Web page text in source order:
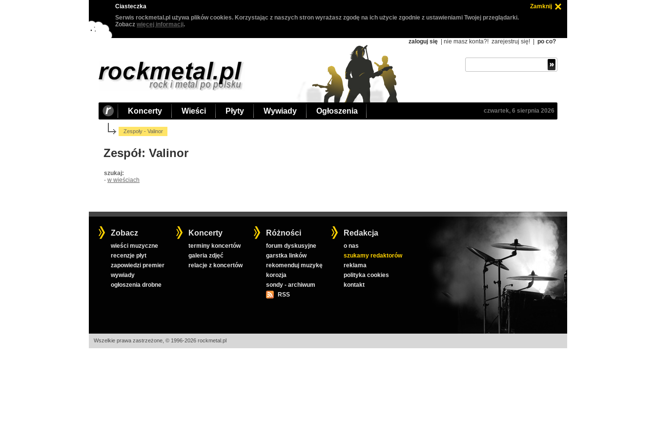
Ciasteczka
Zamknij
Serwis rockmetal.pl używa plików cookies. Korzystając z naszych stron wyrażasz zgodę na ich użycie zgodnie z ustawieniami Twojej przeglądarki.
Zobacz więcej informacji.
zaloguj się | nie masz konta?! zarejestruj się! po co?
Koncerty Wieści Płyty Wywiady Ogłoszenia czwartek, 6 sierpnia 2026
Zespoły - Valinor
Zespół: Valinor
szukaj:
- w wieściach
Zobacz
wieści muzyczne
recenzje płyt
zapowiedzi premier
wywiady
ogłoszenia drobne
Koncerty
terminy koncertów
galeria zdjęć
relacje z koncertów
Różności
forum dyskusyjne
garstka linków
rekomenduj muzykę
korozja
sondy - archiwum
RSS
Redakcja
o nas
szukamy redaktorów
reklama
polityka cookies
kontakt
Wszelkie prawa zastrzeżone, © 1996-2026 rockmetal.pl